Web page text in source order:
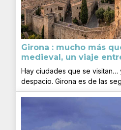
Girona : mucho más
medieval, un viaje
Hay ciudades que se visitan…
despacio. Girona es de las